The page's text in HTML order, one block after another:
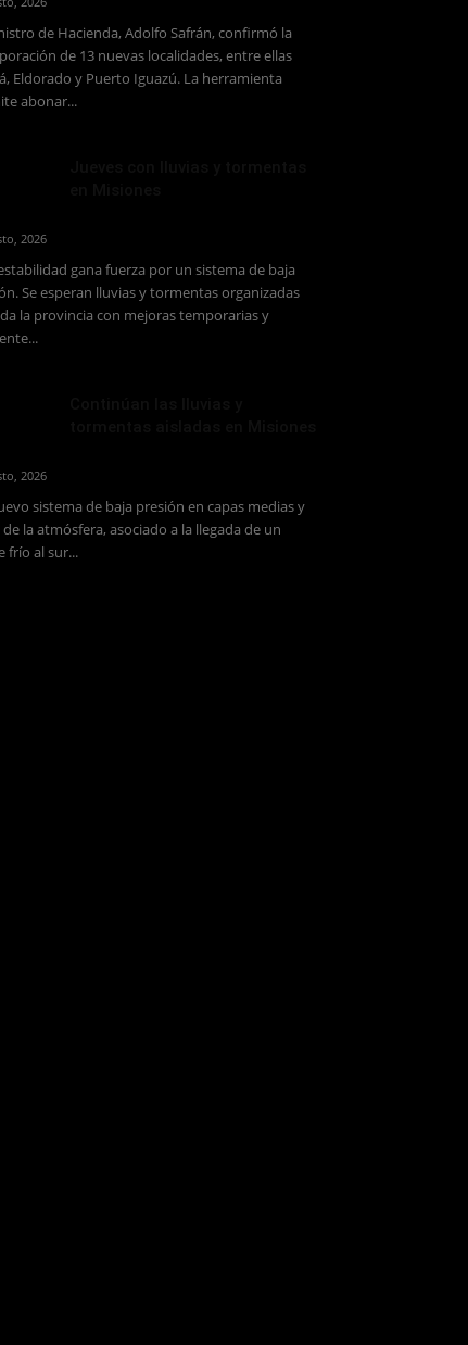
de Hacienda, Adolfo Safrán, confirmó la
de 13 nuevas localidades, entre ellas
Eldorado y Puerto Iguazú. La herramienta
abonar...
2026
gana fuerza por un sistema de baja
Se esperan lluvias y tormentas organizadas
la provincia con mejoras temporarias y
2026
sistema de baja presión en capas medias y
de la atmósfera, asociado a la llegada de un
frío al sur...